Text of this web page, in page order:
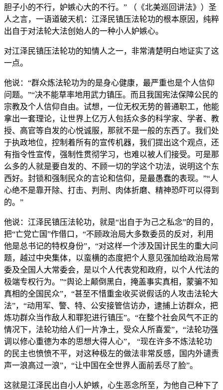
胆子小的不行，妒嫉心大的不行。” （《北美巡回讲法》）圣
人之言，一语道破天机：江泽民镇压法轮功的根本原因，纯粹
出自于对法轮大法创始人的一种小人妒嫉心。
对江泽民镇压法轮功的知情人之一，非常清楚明白地证实了这
一点。
他说：“群众炼法轮功为的是身心健康，最严重也是个人信仰
问题。”“决不能草率地用武力镇压。而且我国宪法保障公民的
宗教及个人信仰自由。试想，一位无权无势的普通职工，他能
拿出一套理论，让世界上亿万人包括众多的科学家、学者、教
授、高官等自发的心悦诚服，那就不是一般的东西了。我们处
于执政地位，控制着所有的宣传机器，我们提出这个观点，还
有指令性宣传，强制性贯彻学习，也难以被人们接受。可是那
么多的人就是要自发的、不顾一切的学这个功法，说明这个东
西好。封锁和强制民众的言论和信仰，是最愚蠢的表现。”“人
心绝不是靠开除、打击、判刑、肉体折磨、精神恐吓可以得到
的。”
他说：江泽民镇压法轮功，就是“出自于为己之私念”的目的，
把“亡党亡国”作借口，“不顾政治局大多数委员的反对，利用
他是总书记的特权身份”，“对这样一个涉及国计民生的重大问
题，越过中央集体，以蛮横的态度把个人意见强加给政治局常
委及全国人大常委会，是以个人代表党和政府，以个人代法的
极端专权行为。”“舆论上颠倒黑白，掩盖事实真相，蒙骗不知
真相的全国民众”，“甚至不惜重金收买说假话的人攻击法轮大
法”，“动用军、警、特、公安接管信访办，逮捕上访群众，把
炼功群众当作敌人和罪犯进行镇压”。“在整个社会风气不正的
情况下，法轮功给人们一片净土，受众人所喜爱”，“法轮功强
调以修心重德为本的思想大得人心”， “现在许多不炼法轮功
的民主也愤愤不平，对这种极左的做法非常反感，国内外谴责
声一浪高过一浪”，“让中国在全世界人面前丢尽了脸”。
这就是江泽民出自小人妒嫉，心生恶念所至，为他自己种下了